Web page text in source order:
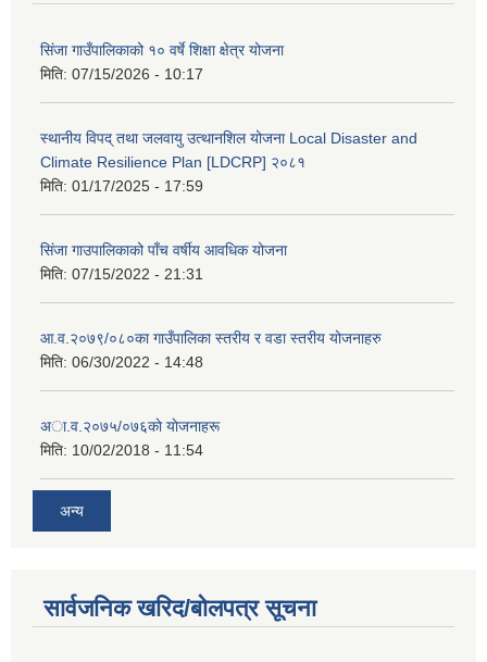
सिंजा गाउँपालिकाको १० वर्षे शिक्षा क्षेत्र योजना
मिति: 07/15/2026 - 10:17
स्थानीय विपद् तथा जलवायु उत्थानशिल योजना Local Disaster and
Climate Resilience Plan [LDCRP] २०८१
मिति: 01/17/2025 - 17:59
सिंजा गाउपालिकाको पाँच वर्षीय आवधिक योजना
मिति: 07/15/2022 - 21:31
आ.व.२०७९/०८०का गाउँपालिका स्तरीय र वडा स्तरीय योजनाहरु
मिति: 06/30/2022 - 14:48
अा‍‍.व.२०७५/०७६काे याेजनाहरू
मिति: 10/02/2018 - 11:54
अन्य
सार्वजनिक खरिद/बोलपत्र सूचना